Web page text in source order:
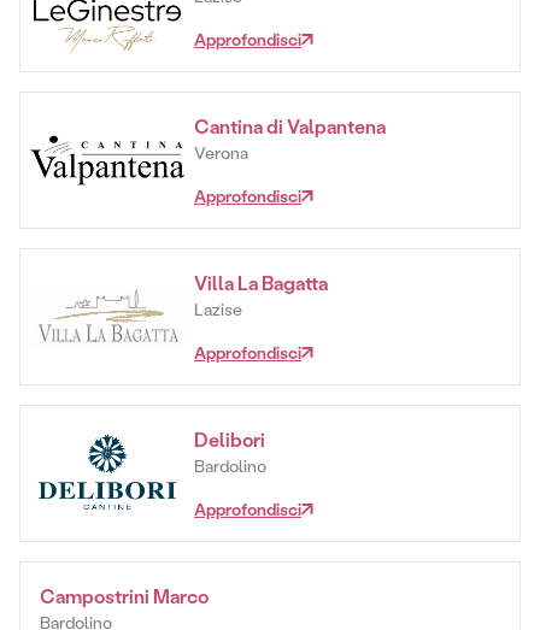
Approfondisci
Cantina di Valpantena
Verona
Approfondisci
Villa La Bagatta
Lazise
Approfondisci
Delibori
Bardolino
Approfondisci
Campostrini Marco
Bardolino